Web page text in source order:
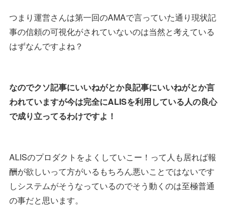
つまり運営さんは第一回のAMAで言っていた通り現状記
事の信頼の可視化がされていないのは当然と考えている
はずなんですよね？
なのでクソ記事にいいねがとか良記事にいいねがとか言
われていますが今は完全にALISを利用している人の良心
で成り立ってるわけですよ！
ALISのプロダクトをよくしていこー！って人も居れば報
酬が欲しいって方がいるもちろん悪いことではないです
しシステムがそうなっているのでそう動くのは至極普通
の事だと思います。